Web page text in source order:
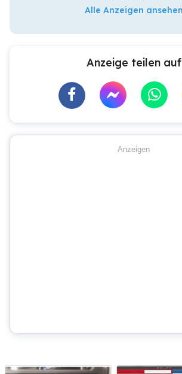
Alle Anzeigen ansehen
Anzeige teilen auf
Anzeigen